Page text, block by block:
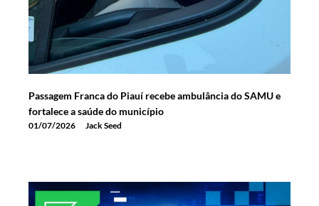
Passagem Franca do Piauí recebe ambulância do SAMU e
fortalece a saúde do município
01/07/2026 Jack Seed